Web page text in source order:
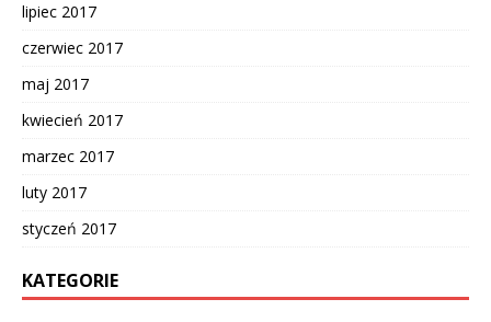
lipiec 2017
czerwiec 2017
maj 2017
kwiecień 2017
marzec 2017
luty 2017
styczeń 2017
KATEGORIE